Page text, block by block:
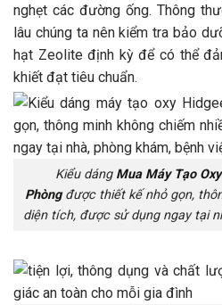
nghẹt các đường ống. Thông
lâu chúng ta nên kiểm tra bảo
hạt Zeolite định kỳ để có thể
khiết đạt tiêu chuẩn.
Kiểu dáng Mua Máy Tạo
Phòngđược thiết kế nhỏ gọn,
diện tích, được sử dụng ngay tại